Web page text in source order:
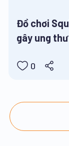
Đồ chơi
gây ung thư
0